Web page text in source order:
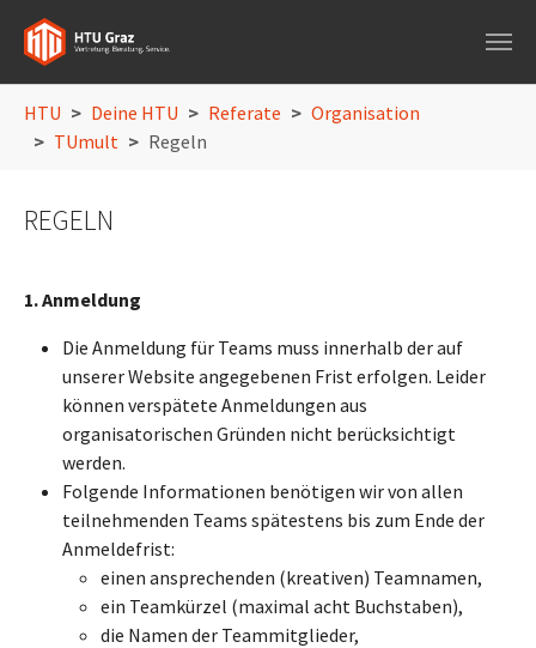
HTU Deine HTU Referate
Organisation
TUmult
Regeln
REGELN
1. Anmeldung
Die Anmeldung für Teams muss innerhalb der auf
unserer Website angegebenen Frist erfolgen. Leider
können verspätete Anmeldungen aus
organisatorischen Gründen nicht berücksichtigt
werden.
Folgende Informationen benötigen wir von allen
teilnehmenden Teams spätestens bis zum Ende der
Anmeldefrist:
einen ansprechenden (kreativen) Teamnamen,
ein Teamkürzel (maximal acht Buchstaben),
die Namen der Teammitglieder,